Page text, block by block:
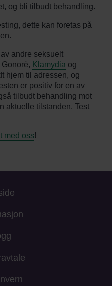
og bli tilbudt behandling.
dette kan foretas på
andre seksuelt
Klamydiaog
hjem til adressen, og
er positiv for en av
tilbudt behandling mot
aktuelle tilstanden. Test
med oss!